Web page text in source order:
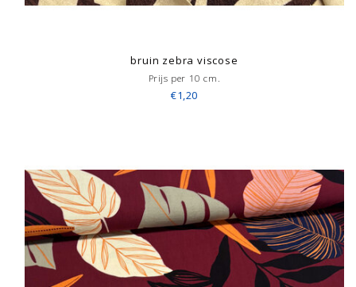
bruin zebra viscose
Prijs per 10 cm.
€1,20